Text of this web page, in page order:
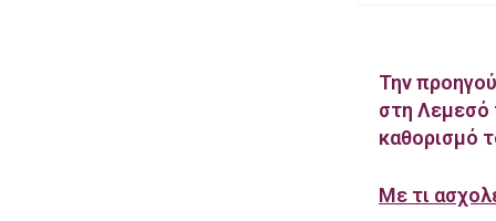
Την
στη Λεμεσό
καθορισμό
Με τι